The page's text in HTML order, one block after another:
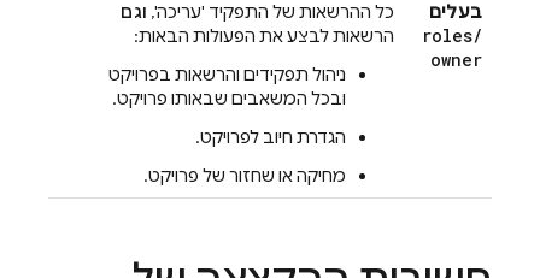
בעלים
roles/
owner
כל ההרשאות של התפקיד 'עריכה', וגם
הרשאות לבצע את הפעולות הבאות:
ניהול תפקידים והרשאות בפרויקט
ובכל המשאבים שבאותו פרויקט.
הגדרת חיוב לפרויקט.
מחיקה או שחזור של פרויקט.